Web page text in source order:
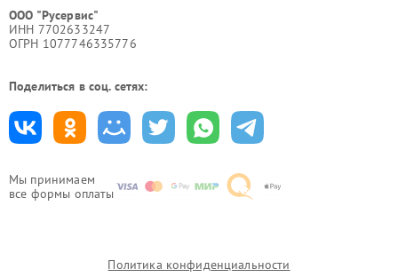
Мы принимаем
все формы оплаты
ООО "Русервис"
ИНН 7702633247
ОГРН 1077746335776
Поделиться в соц. сетях:
Политика конфиденциальности